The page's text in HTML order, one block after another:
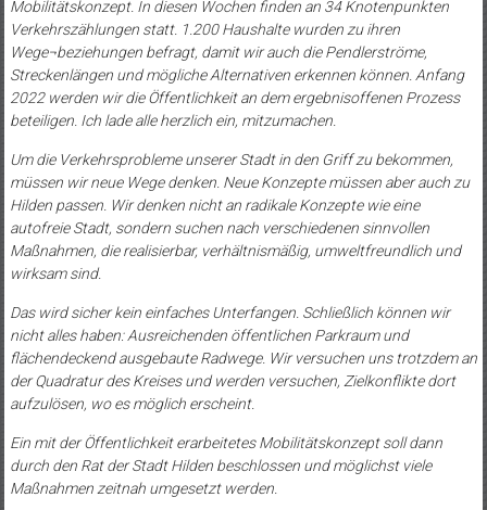
Mobilitätskonzept. In diesen Wochen finden an 34 Knotenpunkten
Verkehrszählungen statt. 1.200 Haushalte wurden zu ihren
Wege¬beziehungen befragt, damit wir auch die Pendlerströme,
Streckenlängen und mögliche Alternativen erkennen können. Anfang
2022 werden wir die Öffentlichkeit an dem ergebnisoffenen Prozess
beteiligen. Ich lade alle herzlich ein, mitzumachen.
Um die Verkehrsprobleme unserer Stadt in den Griff zu bekommen,
müssen wir neue Wege denken. Neue Konzepte müssen aber auch zu
Hilden passen. Wir denken nicht an radikale Konzepte wie eine
autofreie Stadt, sondern suchen nach verschiedenen sinnvollen
Maßnahmen, die realisierbar, verhältnismäßig, umweltfreundlich und
wirksam sind.
Das wird sicher kein einfaches Unterfangen. Schließlich können wir
nicht alles haben: Ausreichenden öffentlichen Parkraum und
flächendeckend ausgebaute Radwege. Wir versuchen uns trotzdem an
der Quadratur des Kreises und werden versuchen, Zielkonflikte dort
aufzulösen, wo es möglich erscheint.
Ein mit der Öffentlichkeit erarbeitetes Mobilitätskonzept soll dann
durch den Rat der Stadt Hilden beschlossen und möglichst viele
Maßnahmen zeitnah umgesetzt werden.